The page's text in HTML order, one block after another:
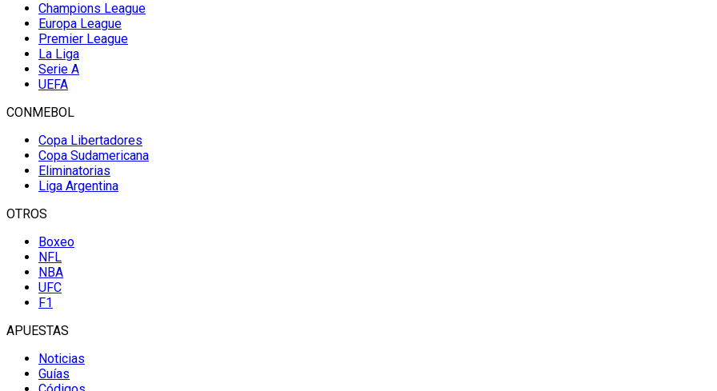
Champions League
Europa League
Premier League
La Liga
Serie A
UEFA
CONMEBOL
Copa Libertadores
Copa Sudamericana
Eliminatorias
Liga Argentina
OTROS
Boxeo
NFL
NBA
UFC
F1
APUESTAS
Noticias
Guías